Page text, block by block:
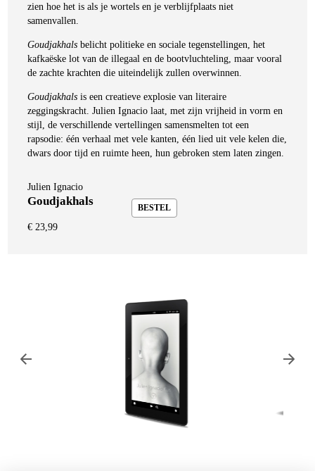
zien hoe het is als je wortels en je verblijfplaats niet
samenvallen.
Goudjakhals belicht politieke en sociale tegenstellingen, het
kafkaëske lot van de illegaal en de bootvluchteling, maar vooral
de zachte krachten die uiteindelijk zullen overwinnen.
Goudjakhals is een creatieve explosie van literaire
zeggingskracht. Julien Ignacio laat, met zijn vrijheid in vorm en
stijl, de verschillende vertellingen samensmelten tot een
rapsodie: één verhaal met vele kanten, één lied uit vele kelen die,
dwars door tijd en ruimte heen, hun gebroken stem laten zingen.
Julien Ignacio
Goudjakhals
€ 23,99
BESTEL